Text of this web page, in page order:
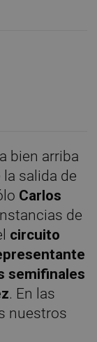
bien arriba
salida de
Carlos
de
circuito
semifinales
. En las
nuestros